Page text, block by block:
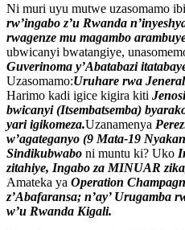
Ni muri uyu mutwe uzasomamo
rw’ingabo z’u Rwanda
rwagenze mu magambo
ubwicanyi bwatangiye,
Guverinoma y’Abatabazi
Uzasomamo:Uruhare rwa
Harimo kadi igice kigira kiti
bwicanyi (Itsembatsemba)
yari igikomeza.Uzanamenya
w’agateganyo (9 Mata-19
Sindikubwabo ni muntu ki? Uko
zitahiye, Ingabo za MINUAR
Amateka ya Operation
z’Abafaransa; n’ay’ Urugamba
w’u Rwanda Kigali.